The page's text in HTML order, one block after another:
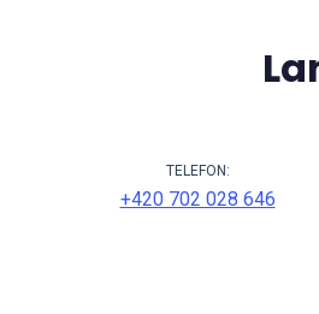
TELEFON:
+420 702 028 646